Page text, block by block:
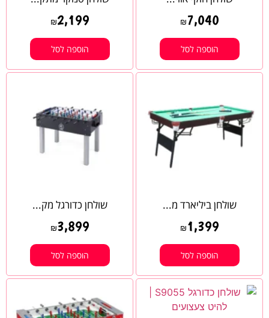
₪ 7,040
הוספה לסל
₪2,199
הוספה לסל
שולחן ביליארד מ...
₪ 1,399
הוספה לסל
שולחן כדורגל מק...
₪3,899
הוספה לסל